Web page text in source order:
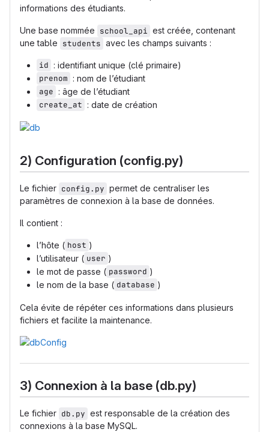
informations des étudiants.
Une base nommée school_api est créée, contenant
une table students avec les champs suivants :
id : identifiant unique (clé primaire)
prenom : nom de l’étudiant
age : âge de l’étudiant
create_at : date de création
2) Configuration (config.py)
Le fichier config.py permet de centraliser les
paramètres de connexion à la base de données.
Il contient :
l’hôte ( host )
l’utilisateur ( user )
le mot de passe ( password )
le nom de la base ( database )
Cela évite de répéter ces informations dans plusieurs
fichiers et facilite la maintenance.
3) Connexion à la base (db.py)
Le fichier db.py est responsable de la création des
connexions à la base MySQL.